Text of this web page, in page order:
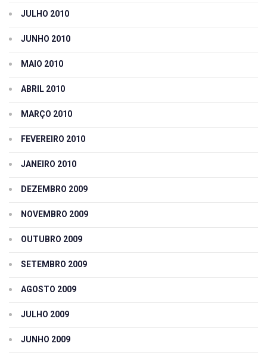
JULHO 2010
JUNHO 2010
MAIO 2010
ABRIL 2010
MARÇO 2010
FEVEREIRO 2010
JANEIRO 2010
DEZEMBRO 2009
NOVEMBRO 2009
OUTUBRO 2009
SETEMBRO 2009
AGOSTO 2009
JULHO 2009
JUNHO 2009